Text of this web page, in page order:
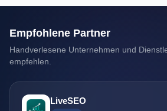
Empfohlene Partner
Handverlesene Unternehmen und
empfehlen.
LiveSEO